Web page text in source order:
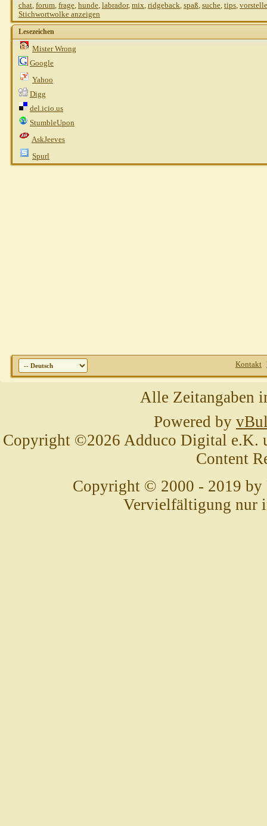
chat, forum, frage, hunde, labrador, mix, ridgeback, spaß, suche, tips,
Stichwortwolke anzeigen
Lesezeichen
Mister Wrong
Google
Yahoo
Digg
del.icio.us
StumbleUpon
AskJeeves
Spurl
Kontakt
Alle Zeitangaben
Powered by
Copyright ©2026 Adduco Digital e.K.
Content
Copyright © 2000 - 2019 by
Vervielfältigung nur